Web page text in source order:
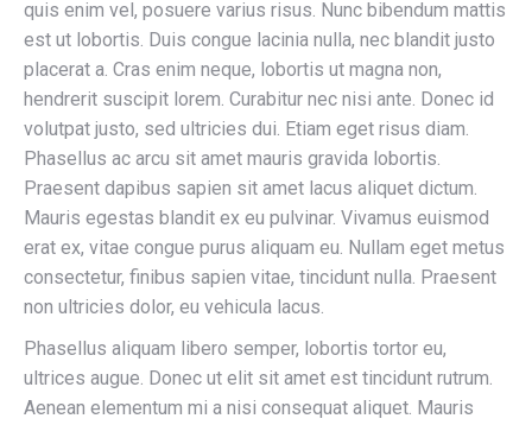
quis enim vel, posuere varius risus. Nunc bibendum mattis
est ut lobortis. Duis congue lacinia nulla, nec blandit justo
placerat a. Cras enim neque, lobortis ut magna non,
hendrerit suscipit lorem. Curabitur nec nisi ante. Donec id
volutpat justo, sed ultricies dui. Etiam eget risus diam.
Phasellus ac arcu sit amet mauris gravida lobortis.
Praesent dapibus sapien sit amet lacus aliquet dictum.
Mauris egestas blandit ex eu pulvinar. Vivamus euismod
erat ex, vitae congue purus aliquam eu. Nullam eget metus
consectetur, finibus sapien vitae, tincidunt nulla. Praesent
non ultricies dolor, eu vehicula lacus.
Phasellus aliquam libero semper, lobortis tortor eu,
ultrices augue. Donec ut elit sit amet est tincidunt rutrum.
Aenean elementum mi a nisi consequat aliquet. Mauris